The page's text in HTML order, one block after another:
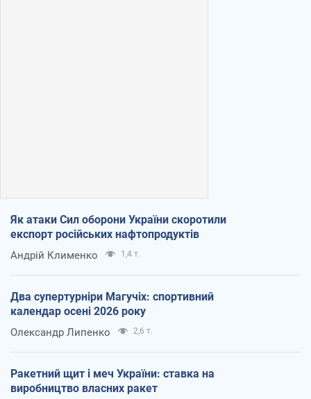
Як атаки Сил оборони України скоротили
експорт російських нафтопродуктів
Андрій Клименко 1,4 т.
Два супертурніри Магучіх: спортивний
календар осені 2026 року
Олександр Липенко 2,6 т.
Ракетний щит і меч України: ставка на
виробництво власних ракет